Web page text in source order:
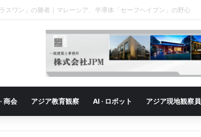
ラスワン」の勝者｜ベトナム、「最大の勝者」が抱える成長の悩み
商会 アジア教育観察 AI · ロボット アジア現地観察員